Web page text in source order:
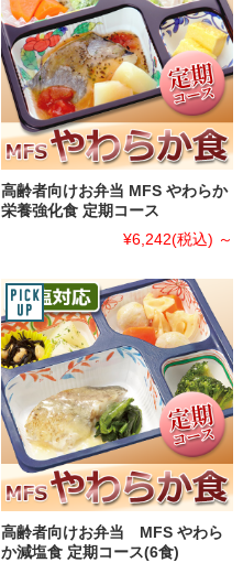
高齢者向けお弁当 MFS やわらか
栄養強化食 定期コース
¥6,242(税込) ～
高齢者向けお弁当 MFS やわら
か減塩食 定期コース(6食)